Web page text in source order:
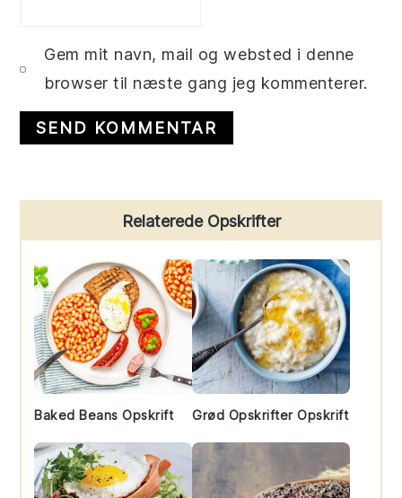
Gem mit navn, mail og websted i denne
browser til næste gang jeg kommenterer.
Sidebar
Relaterede Opskrifter
Baked Beans Opskrift Grød Opskrifter Opskrift